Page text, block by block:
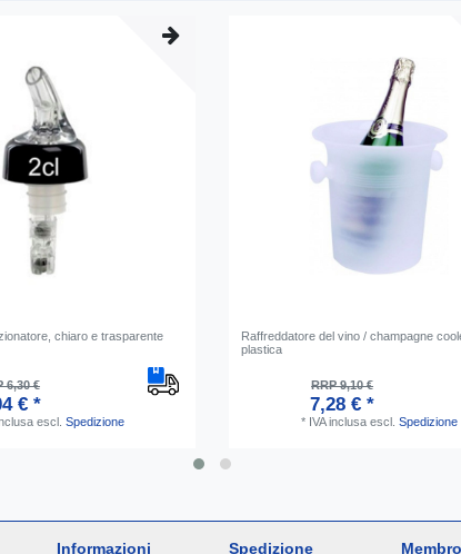
chiaro e trasparente
6,30 €
€ *
escl. Spedizione
Raffreddatore del vino / champagne
plastica
RRP 9,10 €
7,28 € *
* IVA inclusaescl. Spedizione
Informazioni
Spedizione